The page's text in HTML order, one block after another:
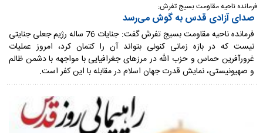
فرمانده ناحیه مقاومت بسیج تفرش:
صدای آزادی قدس به گوش می‌رسد
فرمانده ناحیه مقاومت بسیج تفرش گفت: جنایات 76 ساله رژیم جعلی جنایتی
نیست که در بازه زمانی کنونی بتواند آن را کتمان کرد، امروز عملیات
غرورآفرین حماس و حزب الله در مرزهای جغرافیایی با مواجهه با دشمن ظالم
و صهیونیستی، نمایش قدرت جهان اسلام در مقابله با این کفر است.